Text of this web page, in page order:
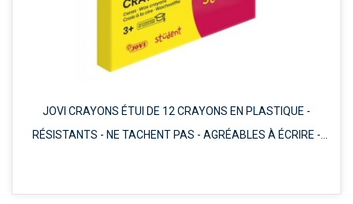
JOVI CRAYONS ÉTUI DE 12 CRAYONS EN PLASTIQUE -
RÉSISTANTS - NE TACHENT PAS - AGRÉABLES À ÉCRIRE -